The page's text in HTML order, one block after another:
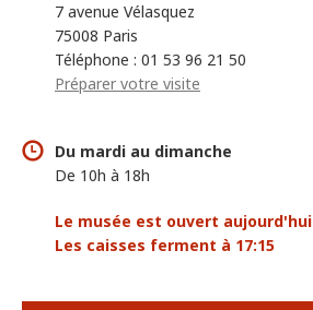
7 avenue Vélasquez
75008 Paris
Téléphone : 01 53 96 21 50
Préparer votre visite
Du mardi au dimanche
De 10h à 18h
Le musée est ouvert aujourd'hui
Les caisses ferment à 17:15